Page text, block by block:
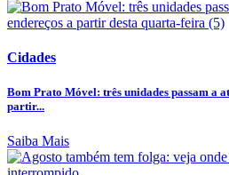
Cidades
Bom Prato Móvel: três unidades passam a
partir...
Saiba Mais